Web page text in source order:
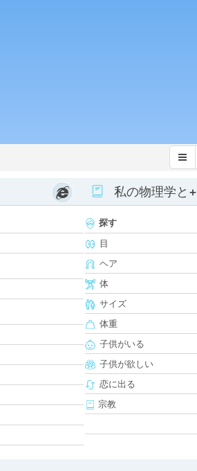
私の物理学と+
探す
目
ヘア
体
サイズ
体重
子供がいる
子供が欲しい
恋に出る
宗教